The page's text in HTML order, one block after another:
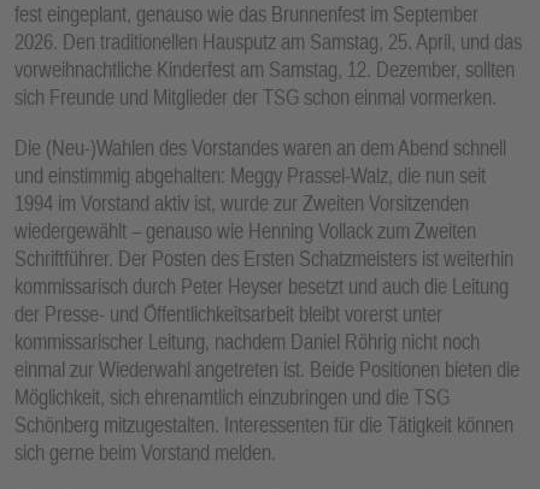
fest eingeplant, genauso wie das Brunnenfest im September
2026. Den traditionellen Hausputz am Samstag, 25. April, und das
vorweihnachtliche Kinderfest am Samstag, 12. Dezember, sollten
sich Freunde und Mitglieder der TSG schon einmal vormerken.
Die (Neu-)Wahlen des Vorstandes waren an dem Abend schnell
und einstimmig abgehalten: Meggy Prassel-Walz, die nun seit
1994 im Vorstand aktiv ist, wurde zur Zweiten Vorsitzenden
wiedergewählt – genauso wie Henning Vollack zum Zweiten
Schriftführer. Der Posten des Ersten Schatzmeisters ist weiterhin
kommissarisch durch Peter Heyser besetzt und auch die Leitung
der Presse- und Öffentlichkeitsarbeit bleibt vorerst unter
kommissarischer Leitung, nachdem Daniel Röhrig nicht noch
einmal zur Wiederwahl angetreten ist. Beide Positionen bieten die
Möglichkeit, sich ehrenamtlich einzubringen und die TSG
Schönberg mitzugestalten. Interessenten für die Tätigkeit können
sich gerne beim Vorstand melden.